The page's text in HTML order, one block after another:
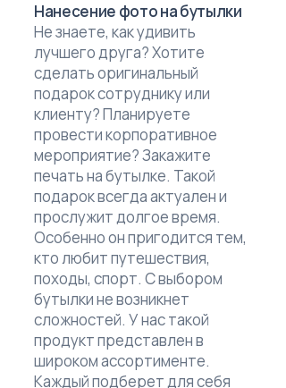
Нанесение фото на бутылки
Не знаете, как удивить
лучшего друга? Хотите
сделать оригинальный
подарок сотруднику или
клиенту? Планируете
провести корпоративное
мероприятие? Закажите
печать на бутылке. Такой
подарок всегда актуален и
прослужит долгое время.
Особенно он пригодится тем,
кто любит путешествия,
походы, спорт. С выбором
бутылки не возникнет
сложностей. У нас такой
продукт представлен в
широком ассортименте.
Каждый подберет для себя